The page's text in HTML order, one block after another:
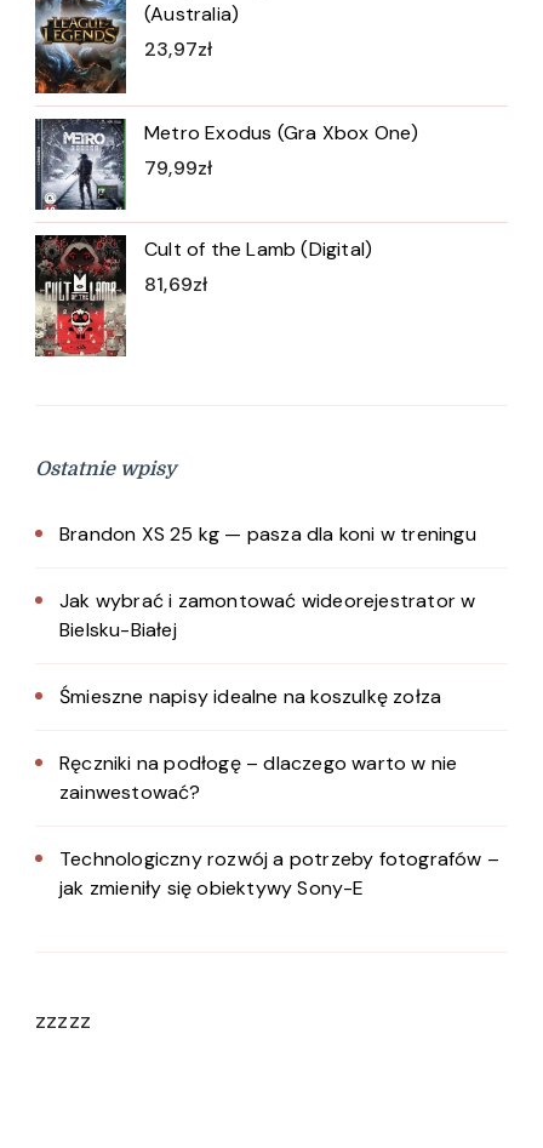
(Australia)
23,97zł
Metro Exodus (Gra Xbox One)
79,99zł
Cult of the Lamb (Digital)
81,69zł
Ostatnie wpisy
Brandon XS 25 kg — pasza dla koni w treningu
Jak wybrać i zamontować wideorejestrator w
Bielsku-Białej
Śmieszne napisy idealne na koszulkę zołza
Ręczniki na podłogę – dlaczego warto w nie
zainwestować?
Technologiczny rozwój a potrzeby fotografów –
jak zmieniły się obiektywy Sony-E
zzzzz